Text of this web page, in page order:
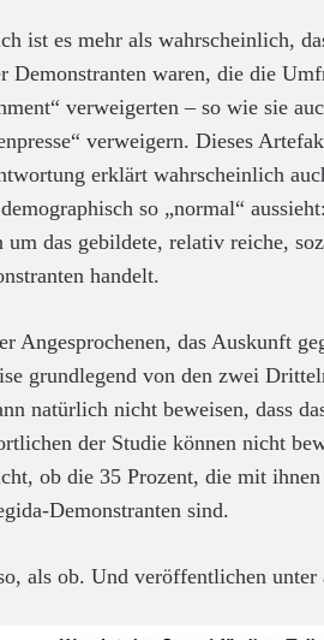
ist es mehr als wahrscheinlich,
Demonstranten waren, die die
verweigerten – so wie sie
verweigern. Dieses
erklärt wahrscheinlich
so „normal“
um das gebildete, relativ reiche,
handelt.
Angesprochenen, das Auskunft
grundlegend von den zwei
natürlich nicht beweisen, dass
der Studie können nicht
ob die 35 Prozent, die mit
Demonstranten sind.
als ob. Und veröffentlichen unter